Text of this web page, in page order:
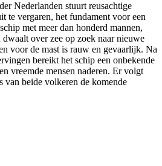
Nederlanden stuurt reusachtige
te vergaren, het fundament voor een
met meer dan honderd mannen,
over zee op zoek naar nieuwe
voor de mast is rauw en gevaarlijk. Na
bereikt het schip een onbekende
vreemde mensen naderen. Er volgt
van beide volkeren de komende